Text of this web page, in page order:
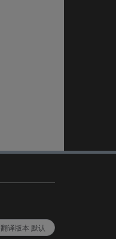
翻译版本 默认